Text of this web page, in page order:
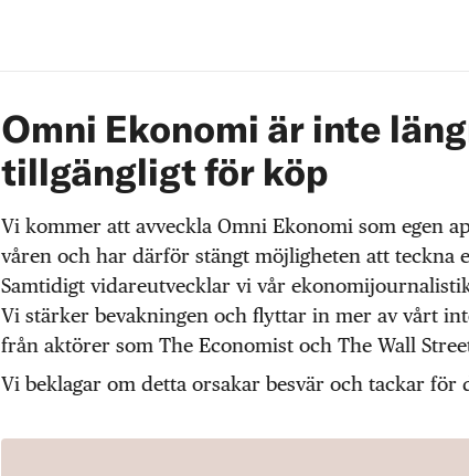
Omni Ekonomi är inte
tillgängligt för köp
Vi kommer att avveckla Omni Ekonomi som egen
våren och har därför stängt möjligheten att teckna
Samtidigt vidareutvecklar vi vår
Vi stärker bevakningen och flyttar in mer av vårt
från aktörer som The Economist och The Wall
Vi beklagar om detta orsakar besvär och tackar för